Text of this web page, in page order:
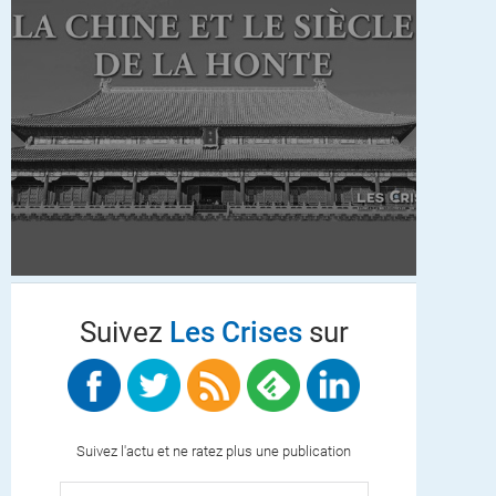
Suivez Les Crisessur
Suivez l'actu et ne ratez plus une publication